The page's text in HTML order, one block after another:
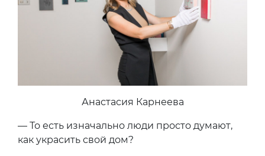
Анастасия Карнеева
— То есть изначально люди просто думают,
как украсить свой дом?